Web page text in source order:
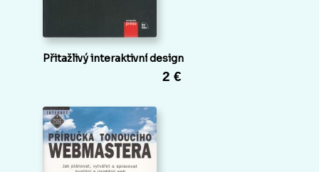
Přitažlivý interaktivní design
2 €